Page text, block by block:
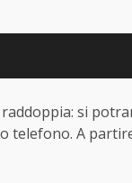
si
telefono. A